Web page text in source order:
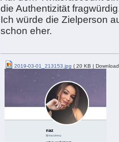
die Authentizität
Ich würde die Zielperson
schon eher.
2019-03-01_213153.jpg ( 20 KB |